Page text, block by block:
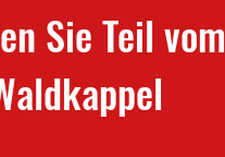
Sie Teil vom